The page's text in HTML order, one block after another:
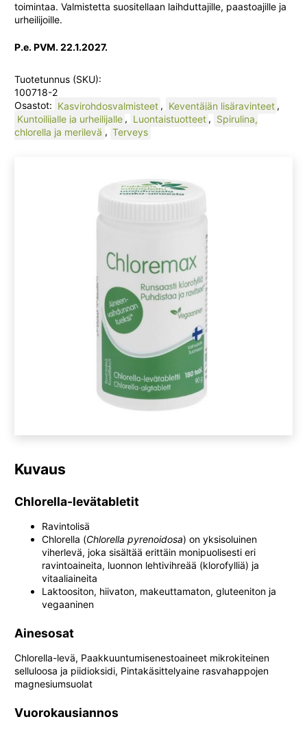
toimintaa. Valmistetta suositellaan laihduttajille, paastoajille ja
urheilijoille.
P.e. PVM. 22.1.2027.
Tuotetunnus (SKU):
100718-2
Osastot: Kasvirohdosvalmisteet , Keventäjän lisäravinteet ,
Kuntoilijalle ja urheilijalle , Luontaistuotteet , Spirulina,
chlorella ja merilevä , Terveys
Kuvaus
Chlorella-levätabletit
Ravintolisä
Chlorella (Chlorella pyrenoidosa) on yksisoluinen
viherlevä, joka sisältää erittäin monipuolisesti eri
ravintoaineita, luonnon lehtivihreää (klorofylliä) ja
vitaaliaineita
Laktoositon, hiivaton, makeuttamaton, gluteeniton ja
vegaaninen
Ainesosat
Chlorella-levä, Paakkuuntumisenestoaineet mikrokiteinen
selluloosa ja piidioksidi, Pintakäsittelyaine rasvahappojen
magnesiumsuolat
Vuorokausiannos